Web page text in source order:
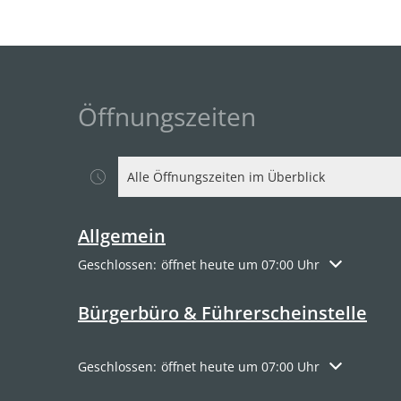
Öffnungszeiten
Alle Öffnungszeiten im Überblick
Allgemein
Klicken, um weitere Öffnungs- oder Schließzeiten
Geschlossen: öffnet heute um 07:00 Uhr
Bürgerbüro & Führerscheinstelle
Klicken, um weitere Öffnungs- oder Schließzeiten
Geschlossen: öffnet heute um 07:00 Uhr